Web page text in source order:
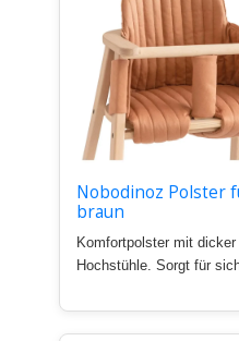
Nobodinoz Polster
braun
Komfortpolster mit
Hochstühle. Sorgt für